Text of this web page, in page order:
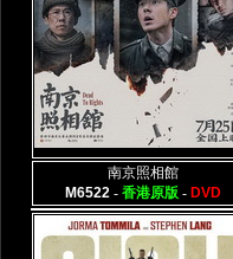
南京照相館
M6522 - 香港原版 - DVD